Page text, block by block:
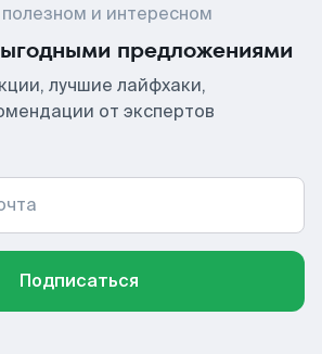
и интересном
предложениями
лучшие лайфхаки,
от экспертов
Подписаться